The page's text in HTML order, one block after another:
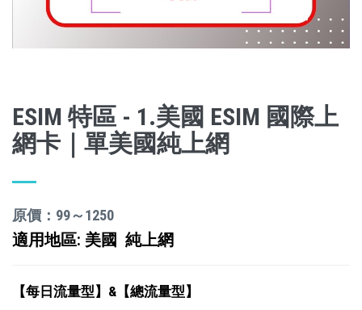
ESIM 特區 - 1.美國 ESIM 國際上
網卡｜單美國純上網
原價：99～1250
適用地區: 美國 純上網
【每日流量型】&【總流量型】